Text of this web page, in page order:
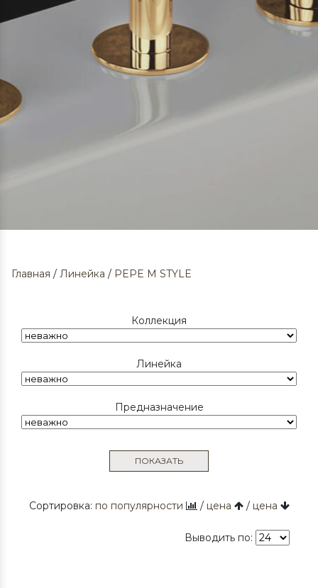
Главная / Линейка / PEPE M STYLE
Коллекция
Линейка
Предназначение
ПОКАЗАТЬ
Сортировка: по популярности / цена / цена
Выводить по: